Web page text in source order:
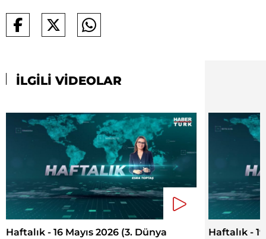
İLGİLİ VİDEOLAR
Haftalık - 16 Mayıs 2026 (3. Dünya
Haftalık -